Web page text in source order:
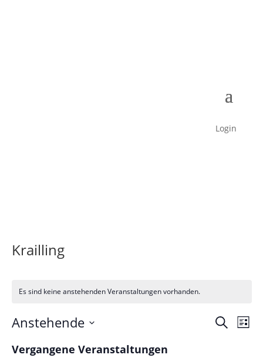
Login
Krailling
Es sind keine anstehenden Veranstaltungen vorhanden.
SucheListe
Anstehende
wählen.
Vergangene Veranstaltungen